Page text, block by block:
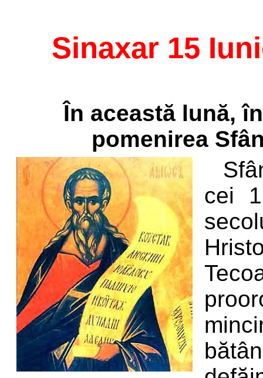
Sinaxar 15
În această lună,
pomenirea
cei